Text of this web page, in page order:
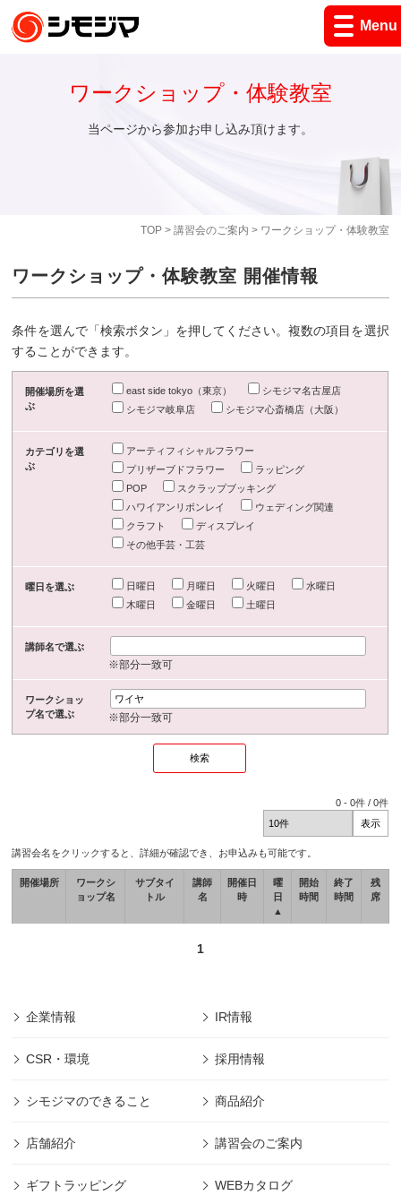
Menu
TOP> 講習会のご案内 > ワークショップ・体験教室
ワークショップ・体験教室
当ページから参加お申し込み頂けます。
ワークショップ・体験教室 開催情報
条件を選んで「検索ボタン」を押してください。複数の項目を選択
することができます。
開催場所を選
ぶ
east side tokyo（東京）
シモジマ名古屋店
シモジマ岐阜店
シモジマ心斎橋店（大阪）
カテゴリを選
ぶ
アーティフィシャルフラワー
プリザーブドフラワー
ラッピング
POP
スクラップブッキング
ハワイアンリボンレイ
ウェディング関連
クラフト
ディスプレイ
その他手芸・工芸
曜日を選ぶ 日曜日 月曜日 火曜日
水曜日
木曜日
金曜日 土曜日
講師名で選ぶ
※部分一致可
ワークショッ
プ名で選ぶ
※部分一致可
0 -0件 /0件
講習会名をクリックすると、詳細が確認でき、お申込みも可能です。
開催場所
ワークシ
ョップ名
サブタイ
トル
講師
名
開催日
時
曜
日
▲
開始
時間
終了
時間
残
席
1
企業情報 IR情報
CSR・環境 採用情報
シモジマのできること 商品紹介
店舗紹介 講習会のご案内
ギフトラッピング WEBカタログ